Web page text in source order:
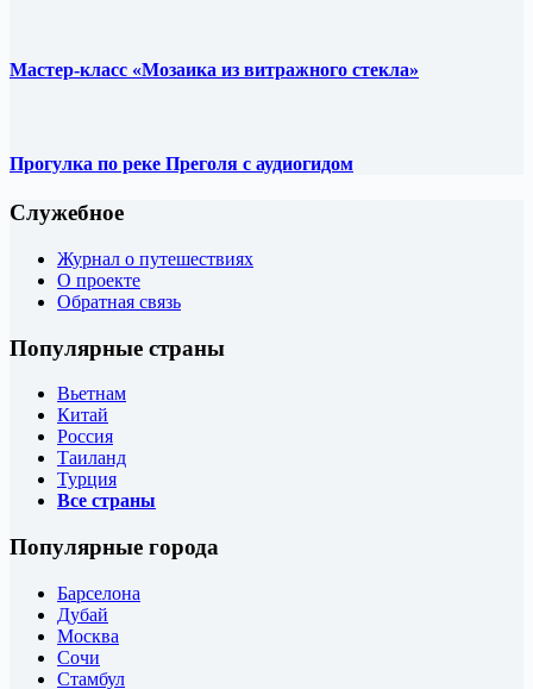
Мастер-класс «Мозаика из витражного стекла»
Прогулка по реке Преголя с аудиогидом
Служебное
Журнал о путешествиях
О проекте
Обратная связь
Популярные страны
Вьетнам
Китай
Россия
Таиланд
Турция
Все страны
Популярные города
Барселона
Дубай
Москва
Сочи
Стамбул